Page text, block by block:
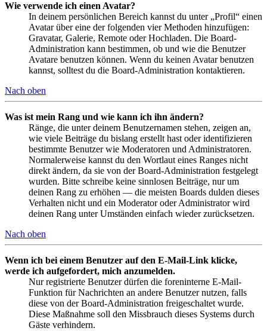
Wie verwende ich einen Avatar?
In deinem persönlichen Bereich kannst du unter „Profil“ einen
Avatar über eine der folgenden vier Methoden hinzufügen:
Gravatar, Galerie, Remote oder Hochladen. Die Board-
Administration kann bestimmen, ob und wie die Benutzer
Avatare benutzen können. Wenn du keinen Avatar benutzen
kannst, solltest du die Board-Administration kontaktieren.
Nach oben
Was ist mein Rang und wie kann ich ihn ändern?
Ränge, die unter deinem Benutzernamen stehen, zeigen an,
wie viele Beiträge du bislang erstellt hast oder identifizieren
bestimmte Benutzer wie Moderatoren und Administratoren.
Normalerweise kannst du den Wortlaut eines Ranges nicht
direkt ändern, da sie von der Board-Administration festgelegt
wurden. Bitte schreibe keine sinnlosen Beiträge, nur um
deinen Rang zu erhöhen — die meisten Boards dulden dieses
Verhalten nicht und ein Moderator oder Administrator wird
deinen Rang unter Umständen einfach wieder zurücksetzen.
Nach oben
Wenn ich bei einem Benutzer auf den E-Mail-Link klicke,
werde ich aufgefordert, mich anzumelden.
Nur registrierte Benutzer dürfen die foreninterne E-Mail-
Funktion für Nachrichten an andere Benutzer nutzen, falls
diese von der Board-Administration freigeschaltet wurde.
Diese Maßnahme soll den Missbrauch dieses Systems durch
Gäste verhindern.